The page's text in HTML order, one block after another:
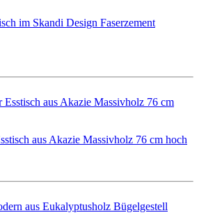
im Skandi Design Faserzement
aus Akazie Massivholz 76 cm hoch